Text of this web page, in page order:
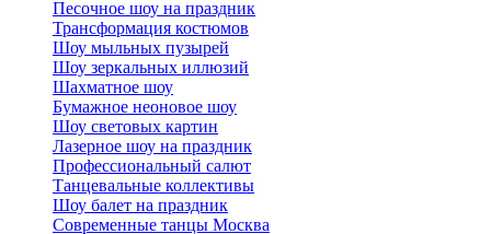
Песочное шоу на праздник
Трансформация костюмов
Шоу мыльных пузырей
Шоу зеркальных иллюзий
Шахматное шоу
Бумажное неоновое шоу
Шоу световых картин
Лазерное шоу на праздник
Профессиональный салют
Танцевальные коллективы
Шоу балет на праздник
Современные танцы Москва